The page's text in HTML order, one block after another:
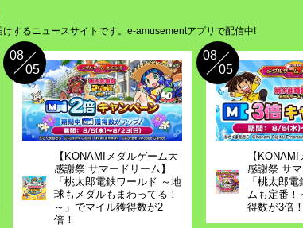
2025.11.05
イラストアイデア募集 開
2025.10.31
「コナクレ 11月ログイン
2025.10.21
「シーズンイベント2025
2025.10.16
通信エラーが発生する症
イラストアイデア募集 開
2025.09.30
「コナクレ 10月ログイン
2025.09.24
するニュースサイトです。e-amusementアプリで配信中!
08
05
【KONAMIメダルゲーム大
感謝祭 サマードリーム】
「桃太郎電鉄ワールド ～地
球もメダルもまわってる！
～」でマイル獲得数が2
倍！
08
05
【
感謝祭 サマ
「桃太郎
ムも定番！
得数が3倍！